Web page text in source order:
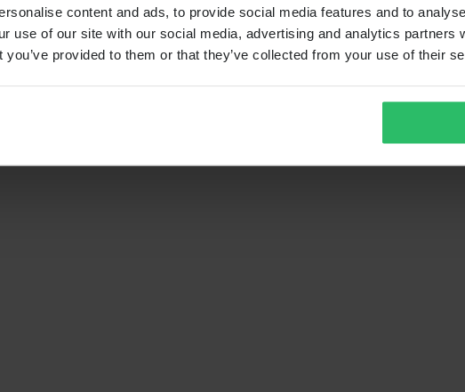
content and ads, to provide social media features and to
use of our site with our social media, advertising and analytics partners
you’ve provided to them or that they’ve collected from your use of their